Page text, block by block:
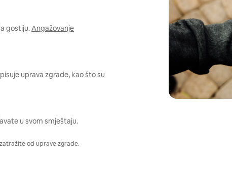
gostiju.Angažovanje
uprava zgrade, kao što su
u svom smještaju.
od uprave zgrade.